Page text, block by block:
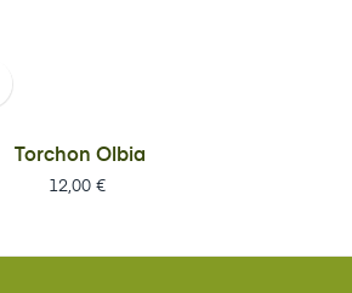
Torchon Olbia
Prix
12,00 €